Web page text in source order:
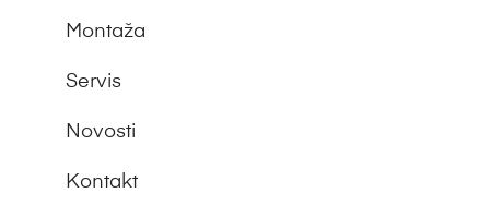
Montaža
Servis
Novosti
Kontakt